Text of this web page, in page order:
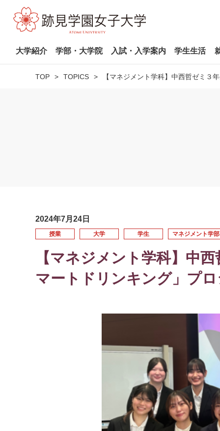
大学紹介 学部・大学院 入試・入学案内 学生生活
TOP TOPICS 【マネジメント学科】中西哲ゼミ３
2024年7月24日
授業 大学 学生 マネジメント学部
【マネジメント学科】中
マートドリンキング」プ